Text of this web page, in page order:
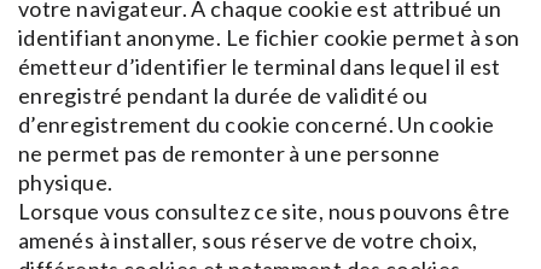
votre navigateur. A chaque cookie est attribué un
identifiant anonyme. Le fichier cookie permet à son
émetteur d’identifier le terminal dans lequel il est
enregistré pendant la durée de validité ou
d’enregistrement du cookie concerné. Un cookie
ne permet pas de remonter à une personne
physique.
Lorsque vous consultez ce site, nous pouvons être
amenés à installer, sous réserve de votre choix,